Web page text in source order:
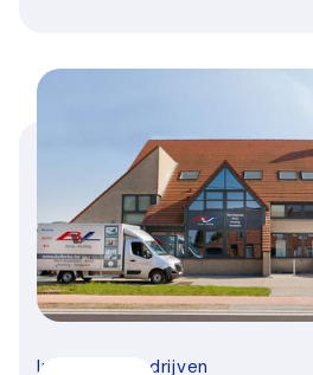
Installatiebedrijven